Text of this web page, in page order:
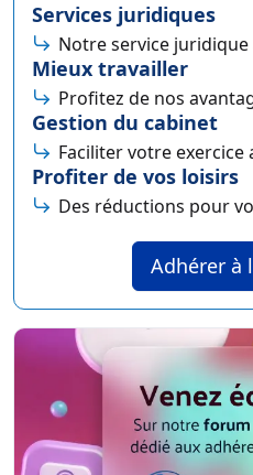
Services juridiques
Notre service
Mieux travailler
Profitez de nos
Gestion du cabinet
Faciliter votre exercice
Profiter de vos loisirs
Des réductions pour
Adhérer à